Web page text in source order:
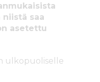
saa
asetettu
ulkopuoliselle